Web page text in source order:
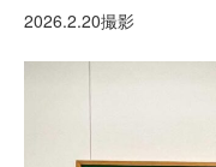
2026.2.20撮影